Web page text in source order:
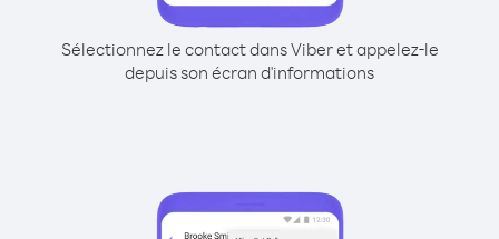
Sélectionnez le contact dans Viber et appelez-le
depuis son écran d'informations